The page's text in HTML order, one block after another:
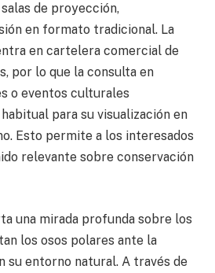
de proyección,
en formato tradicional. La
en cartelera comercial de
por lo que la consulta en
o eventos culturales
para su visualización en
Esto permite a los interesados
relevante sobre conservación
una mirada profunda sobre los
los osos polares ante la
su entorno natural. A través de